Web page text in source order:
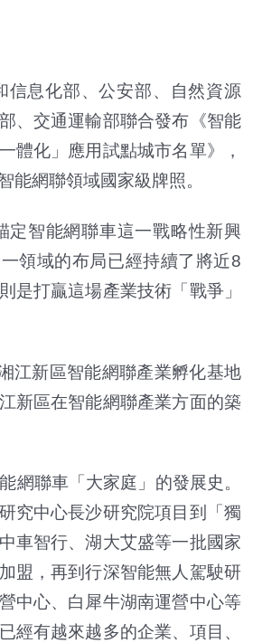
息化部、公安部、自然資源
、交通運輸部聯合發布《智能
體化」應用試點城市名單》，
能網聯領域國家級牌照。
智能網聯車這一戰略性新興
領域的布局已經持續了將近8
是打贏這場產業技術「戰爭」
江新區智能網聯產業孵化基地
新區在智能網聯產業方面的築
網聯車「大家庭」的發展史。
究中心長沙研究院項目到「獨
車智行、湖大艾盛等一批國家
盟，再到行深智能無人駕駛研
中心、白犀牛湖南運營中心等
經有越來越多的企業、項目、